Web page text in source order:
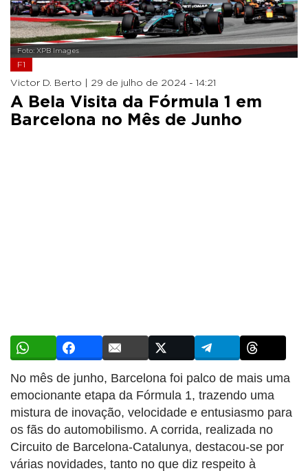
Foto: XPB Images
F1
Victor D. Berto | 29 de julho de 2024 - 14:21
A Bela Visita da Fórmula 1 em
Barcelona no Mês de Junho
No mês de junho, Barcelona foi palco de mais uma
emocionante etapa da Fórmula 1, trazendo uma
mistura de inovação, velocidade e entusiasmo para
os fãs do automobilismo. A corrida, realizada no
Circuito de Barcelona-Catalunya, destacou-se por
várias novidades, tanto no que diz respeito à